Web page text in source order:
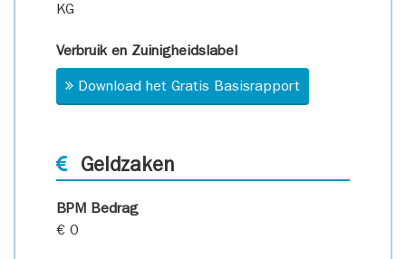
KG
Verbruik en Zuinigheidslabel
Download het Gratis Basisrapport
Geldzaken
BPM Bedrag
€ 0